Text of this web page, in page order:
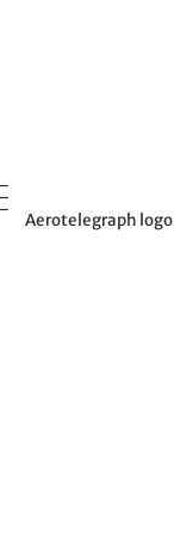
Aerotelegraph logo